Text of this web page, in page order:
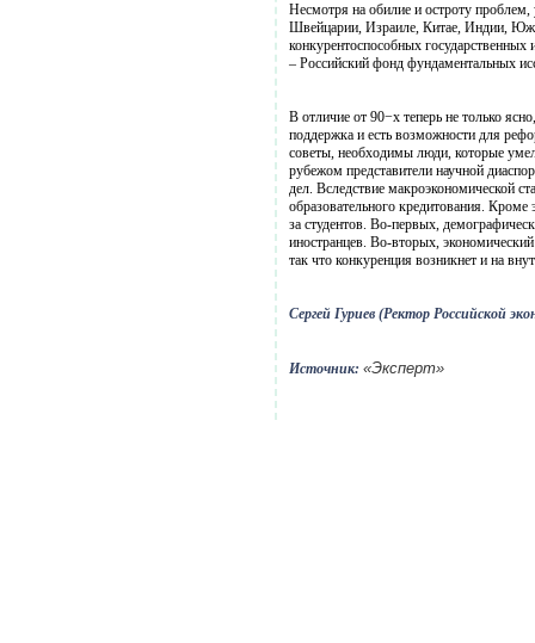
Несмотря на обилие и остроту
Швейцарии, Израиле, Китае, Индии,
конкурентоспособных
– Российский фонд фундаментальных
В отличие от 90−х теперь не только
поддержка и есть возможности для
советы, необходимы люди, которые
рубежом представители научной
дел. Вследствие макроэкономической
образовательного кредитования.
за студентов. Во-первых,
иностранцев. Во-вторых,
так что конкуренция возникнет и на
Сергей Гуриев (Ректор Российской
Источник: «Эксперт»